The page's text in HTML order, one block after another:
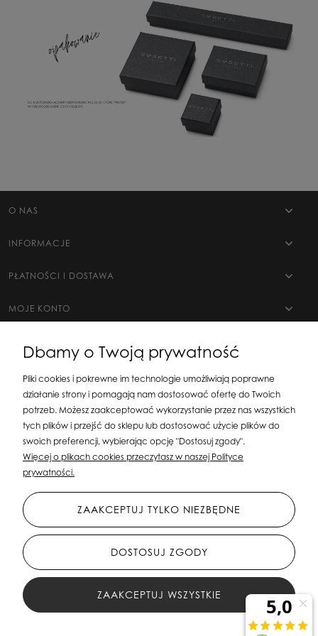
O NAS
INFORMACJE
PŁATNOŚCI I DOSTAWA
MOJE KONTO
Silit Group Maciej Suska
| ul. Astronomów 16, 80-299 Gdańsk, woj. pomorskie
| E-mail:sklepsusetti@gmail.comTel.: 508-107-233 | NIP: 5841956567 REGON:
Dbamy o Twoją prywatność
Pliki cookies i pokrewne im technologie umożliwiają poprawne
działanie strony i pomagają nam dostosować ofertę do Twoich
potrzeb. Możesz zaakceptować wykorzystanie przez nas wszystkich
tych plików i przejść do sklepu lub dostosować użycie plików do
swoich preferencji, wybierając opcję "Dostosuj zgody".
Więcej o plikach cookies przeczytasz w naszej Polityce
prywatności.
ZAAKCEPTUJ TYLKO NIEZBĘDNE
DOSTOSUJ ZGODY
ZAAKCEPTUJ WSZYSTKIE